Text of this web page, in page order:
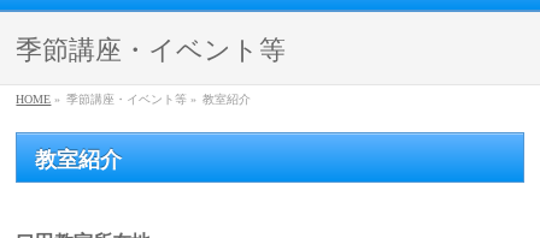
季節講座・イベント等
HOME » 季節講座・イベント等 » 教室紹介
教室紹介